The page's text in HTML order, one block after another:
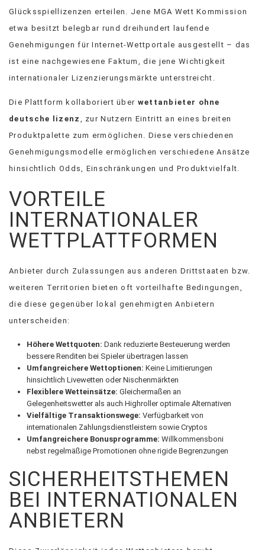
Glücksspiellizenzen erteilen. Jene MGA Wett Kommission
etwa besitzt belegbar rund dreihundert laufende
Genehmigungen für Internet-Wettportale ausgestellt – das
ist eine nachgewiesene Faktum, die jene Wichtigkeit
internationaler Lizenzierungsmärkte unterstreicht.
Die Plattform kollaboriert über wettanbieter ohne
deutsche lizenz , zur Nutzern Eintritt an eines breiten
Produktpalette zum ermöglichen. Diese verschiedenen
Genehmigungsmodelle ermöglichen verschiedene Ansätze
hinsichtlich Odds, Einschränkungen und Produktvielfalt.
VORTEILE
INTERNATIONALER
WETTPLATTFORMEN
Anbieter durch Zulassungen aus anderen Drittstaaten bzw.
weiteren Territorien bieten oft vorteilhafte Bedingungen,
die diese gegenüber lokal genehmigten Anbietern
unterscheiden:
Höhere Wettquoten: Dank reduzierte Besteuerung werden
bessere Renditen bei Spieler übertragen lassen
Umfangreichere Wettoptionen: Keine Limitierungen
hinsichtlich Livewetten oder Nischenmärkten
Flexiblere Wetteinsätze: Gleichermaßen an
Gelegenheitswetter als auch Highroller optimale Alternativen
Vielfältige Transaktionswege: Verfügbarkeit von
internationalen Zahlungsdienstleistern sowie Cryptos
Umfangreichere Bonusprogramme: Willkommensboni
nebst regelmäßige Promotionen ohne rigide Begrenzungen
SICHERHEITSTHEMEN
BEI INTERNATIONALEN
ANBIETERN